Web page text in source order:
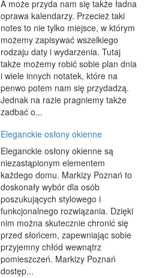
A może przyda nam się także ładna
oprawa kalendarzy. Przecież taki
notes to nie tylko miejsce, w którym
możemy zapisywać wszelkiego
rodzaju daty i wydarzenia. Tutaj
także możemy robić sobie plan dnia
i wiele innych notatek, które na
penwo potem nam się przydadzą.
Jednak na razie pragniemy także
zadbać o...
Eleganckie osłony okienne
Eleganckie osłony okienne są
niezastąpionym elementem
każdego domu. Markizy Poznań to
doskonały wybór dla osób
poszukujących stylowego i
funkcjonalnego rozwiązania. Dzięki
nim można skutecznie chronić się
przed słońcem, zapewniając sobie
przyjemny chłód wewnątrz
pomieszczeń. Markizy Poznań
dostęp...